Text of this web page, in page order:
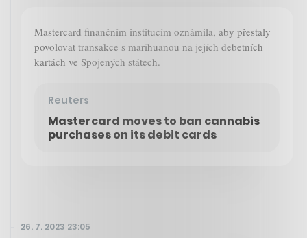
Mastercard finančním institucím oznámila, aby přestaly
povolovat transakce s marihuanou na jejích debetních
kartách ve Spojených státech.
Reuters
Mastercard moves to ban cannabis
purchases on its debit cards
26. 7. 2023 23:05